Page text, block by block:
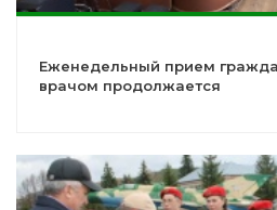
Еженедельный прием
врачом продолжается